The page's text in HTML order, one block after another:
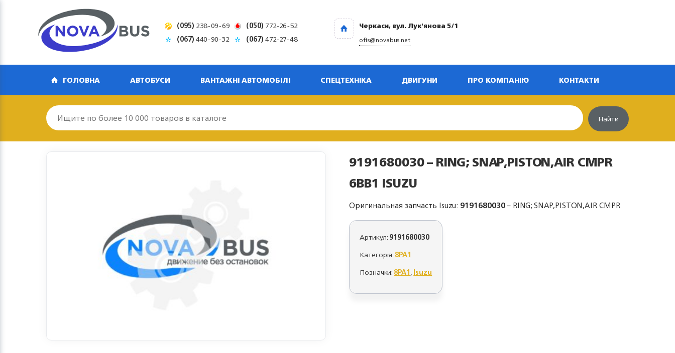
(095) 238-09-69 (050) 772-26-52
(067)440-90-32 (067)472-27-48
Черкаси, вул. Лук'янова 5/1
ofis@novabus.net
ГОЛОВНА АВТОБУСИ ВАНТАЖНІ АВТОМОБІЛІ СПЕЦТЕХНІКА ДВИГУНИ ПРО КОМПАНІЮ КОНТАКТИ
Найти
9191680030 – RING; SNAP,PISTON,AIR CMPR
6BB1 ISUZU
Оригинальная запчасть Isuzu: 9191680030– RING; SNAP,PISTON,AIR CMPR
Артикул:9191680030
Категорія:8PA1
Позначки:8PA1,Isuzu